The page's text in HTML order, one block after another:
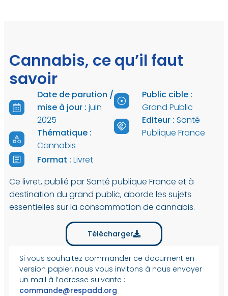
Cannabis, ce qu’il faut
savoir
Date de parution /
mise à jour : juin
2025
Thématique :
Cannabis
Format : Livret
Public cible :
Grand Public
Editeur : Santé
Publique France
Ce livret, publié par Santé publique France et à
destination du grand public, aborde les sujets
essentielles sur la consommation de cannabis.
Télécharger
Si vous souhaitez commander ce document en
version papier, nous vous invitons à nous envoyer
un mail à l’adresse suivante :
commande@respadd.org